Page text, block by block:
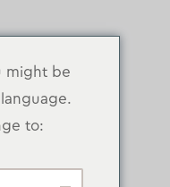
might be
to: